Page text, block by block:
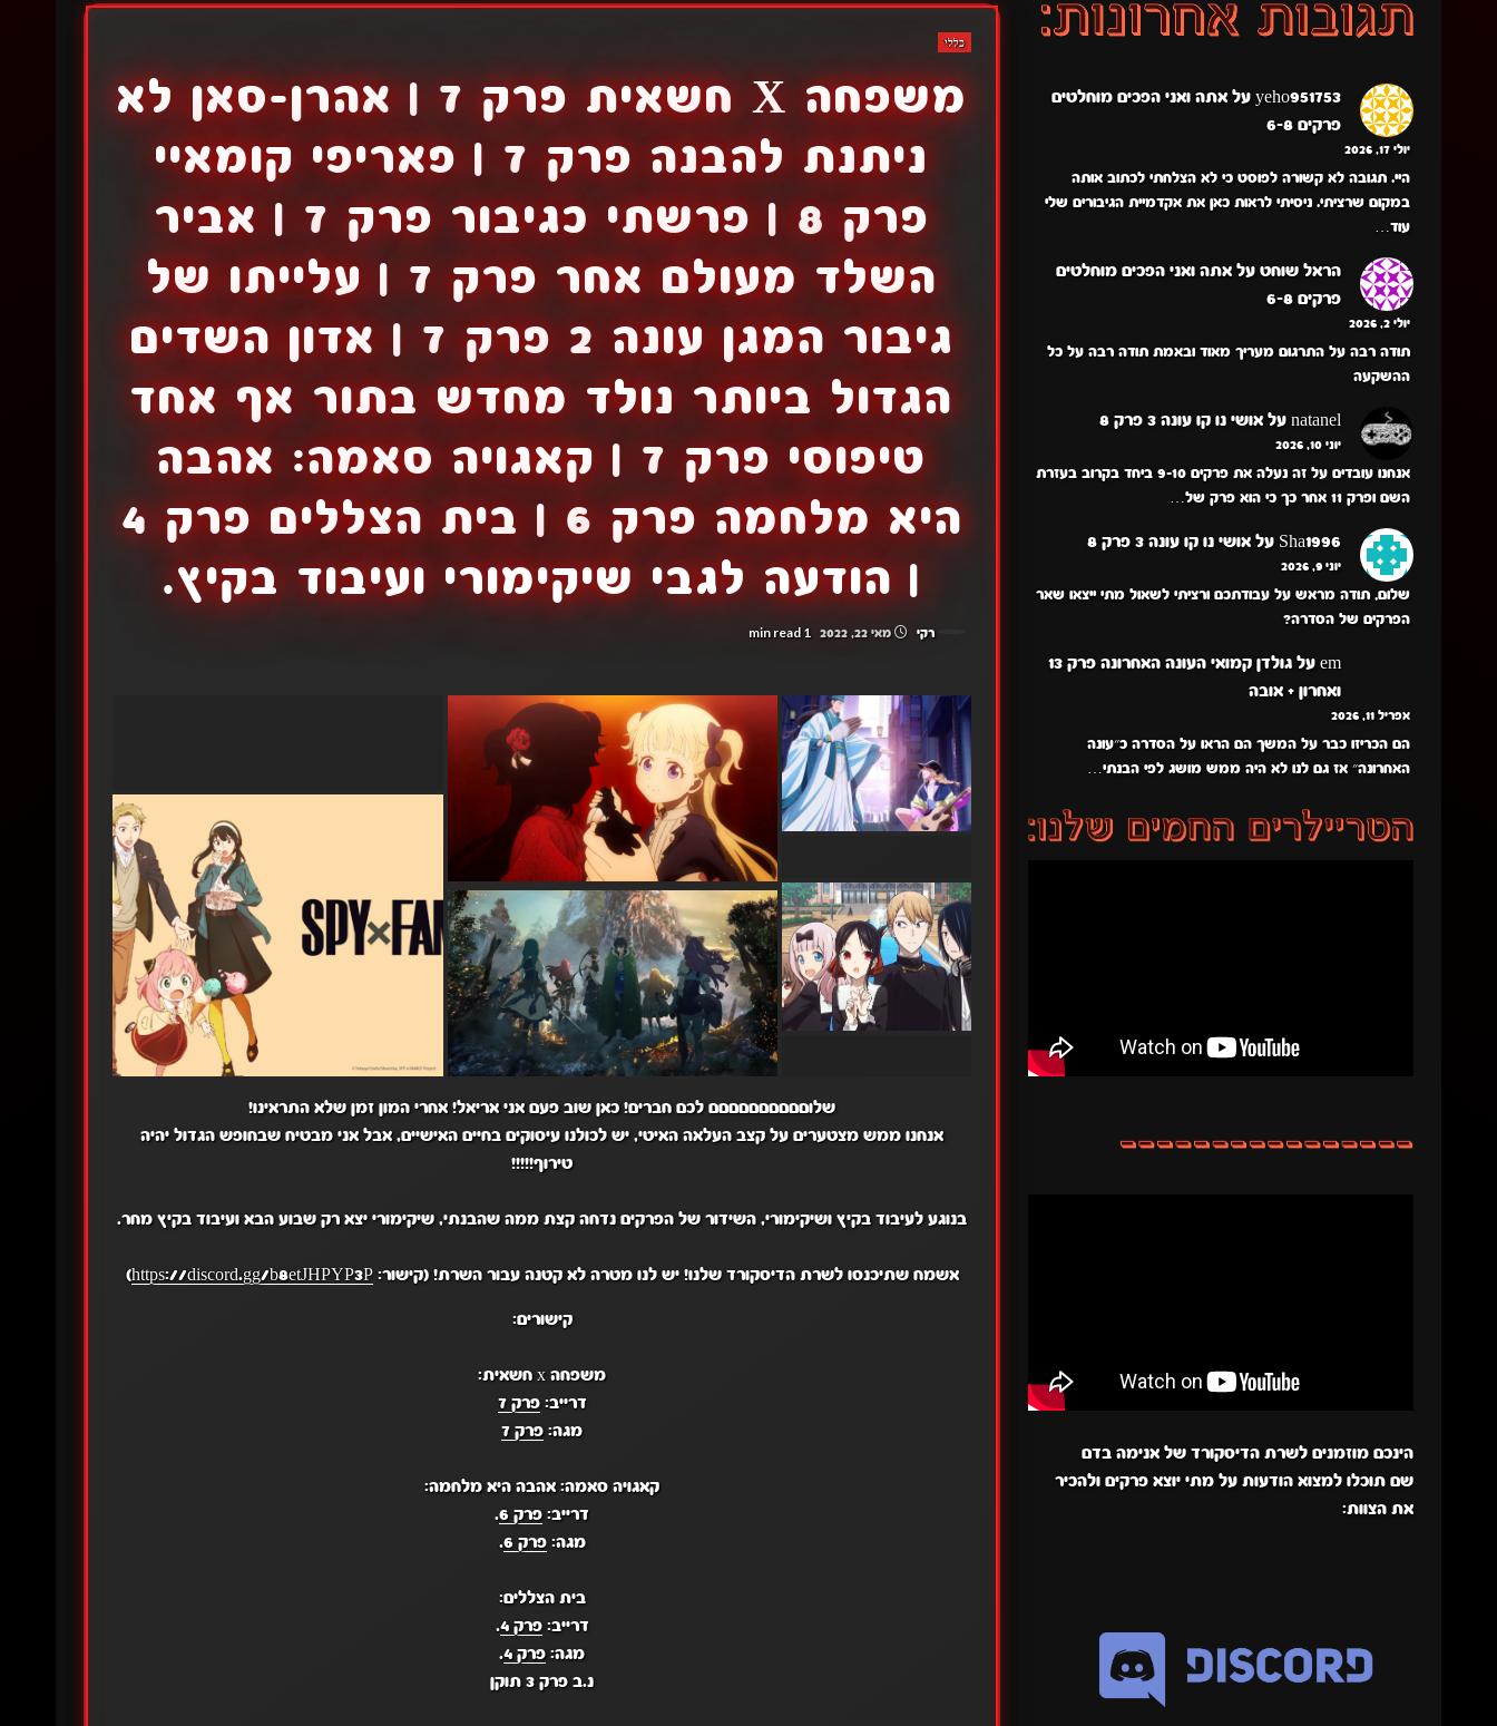
כללי
משפחה X חשאית פרק 7 | אהרן-סאן לא
ניתנת להבנה פרק 7 | פאריפי קומאיי
פרק 8 | פרשתי כגיבור פרק 7 | אביר
השלד מעולם אחר פרק 7 | עלייתו של
גיבור המגן עונה 2 פרק 7 | אדון השדים
הגדול ביותר נולד מחדש בתור אף אחד
טיפוסי פרק 7 | קאגויה סאמה: אהבה
היא מלחמה פרק 6 | בית הצללים פרק 4
| הודעה לגבי שיקימורי ועיבוד בקיץ.
רקי מאי 22, 2022 1 min read
שלוםםםםםםםםםם לכם חברים! כאן שוב פעם אני אריאל! אחרי המון זמן שלא התראינו!
אנחנו ממש מצטערים על קצב העלאה האיטי, יש לכולנו עיסוקים בחיים האישיים, אבל אני מבטיח שבחופש הגדול יהיה
טירוף!!!!!
בנוגע לעיבוד בקיץ ושיקימורי, השידור של הפרקים נדחה קצת ממה שהבנתי, שיקימורי יצא רק שבוע הבא ועיבוד בקיץ מחר.
אשמח שתיכנסו לשרת הדיסקורד שלנו! יש לנו מטרה לא קטנה עבור השרת! (קישור:https://discord.gg/b8etJHPYP3P
)
קישורים:
משפחה x חשאית:
דרייב:פרק 7
מגה: פרק 7
קאגויה סאמה: אהבה היא מלחמה:
דרייב: פרק 6
.
מגה:פרק 6 .
בית הצללים:
דרייב:פרק 4 .
מגה: פרק 4 .
נ.ב פרק 3 תוקן
yeho951753 עלאתה ואני הפכים מוחלטים
פרקים 6-8
יולי 17, 2026
היי. תגובה לא קשורה לפוסט כי לא הצלחתי לכתוב אותה
במקום שרציתי. ניסיתי לראות כאן את אקדמיית הגיבורים שלי
עוד…
הראל שוחט עלאתה ואני הפכים מוחלטים
פרקים 6-8
יולי 2, 2026
תודה רבה על התרגום מעריך מאוד ובאמת תודה רבה על כל
ההשקעה
natanel עלאושי נו קו עונה 3 פרק 8
יוני 10, 2026
אנחנו עובדים על זה נעלה את פרקים 9-10 ביחד בקרוב בעזרת
השם ופרק 11 אחר כך כי הוא פרק של…
Sha1996 עלאושי נו קו עונה 3 פרק 8
יוני 9, 2026
שלום, תודה מראש על עבודתכם ורציתי לשאול מתי ייצאו שאר
הפרקים של הסדרה?
em על
גולדן קמואי העונה האחרונה פרק 13
ואחרון + אובה
אפריל 11, 2026
הם הכריזו כבר על המשך הם הראו על הסדרה כ״עונה
האחרונה״ אז גם לנו לא היה ממש מושג לפי הבנתי…
הינכם מוזמנים לשרת הדיסקורד של אנימה בדם
שם תוכלו למצוא הודעות על מתי יוצא פרקים ולהכיר
את הצוות: